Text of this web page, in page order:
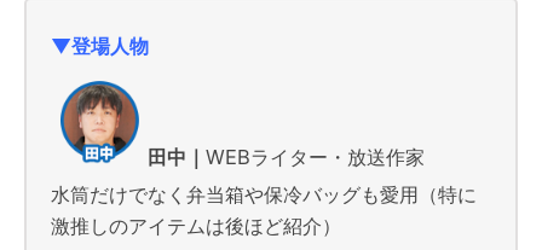
▼登場人物
田中｜ WEBライター・放送作家
水筒だけでなく弁当箱や保冷バッグも愛用（特に
激推しのアイテムは後ほど紹介）